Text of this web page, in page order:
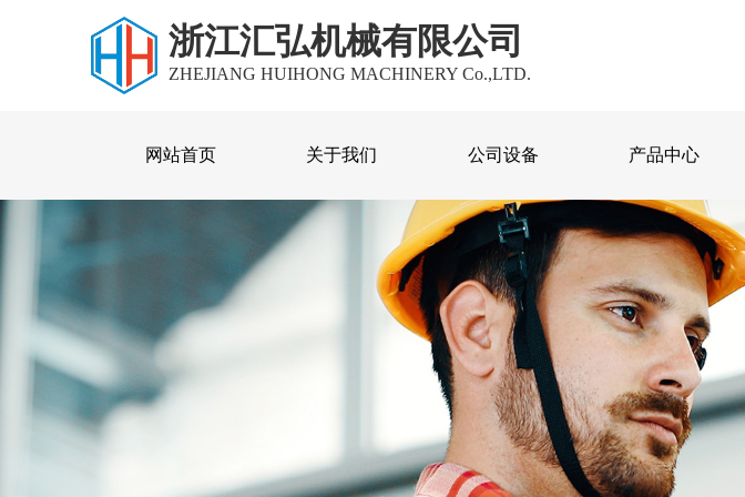
浙江汇弘机械有限公司
ZHEJIANG HUIHONG MACHINERY Co.,LTD.
网站首页 关于我们 公司设备 产品中心